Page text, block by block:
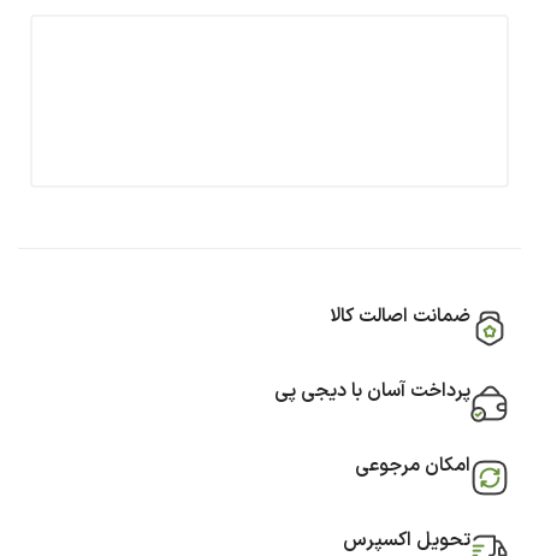
ضمانت اصالت کالا
پرداخت آسان با دیجی پی
امکان مرجوعی
تحویل اکسپرس